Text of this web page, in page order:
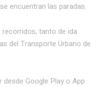
encuentran las paradas.
tanto de ida
del Transporte Urbano de
Google Play o App